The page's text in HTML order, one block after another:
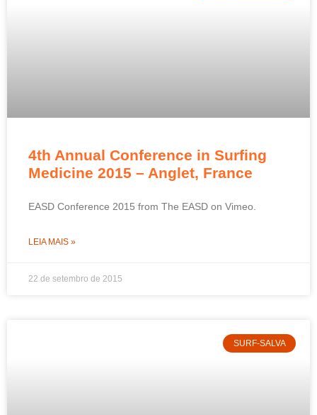
4th Annual Conference in Surfing
Medicine 2015 – Anglet, France
EASD Conference 2015 from The EASD on Vimeo.
LEIA MAIS »
22 de setembro de 2015
SURF-SALVA